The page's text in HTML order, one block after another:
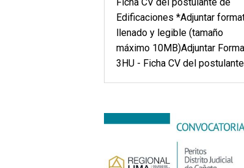
Edificaciones *Adjuntar
llenado y legible (tamaño
máximo 10MB)Adjuntar
3HU - Ficha CV del